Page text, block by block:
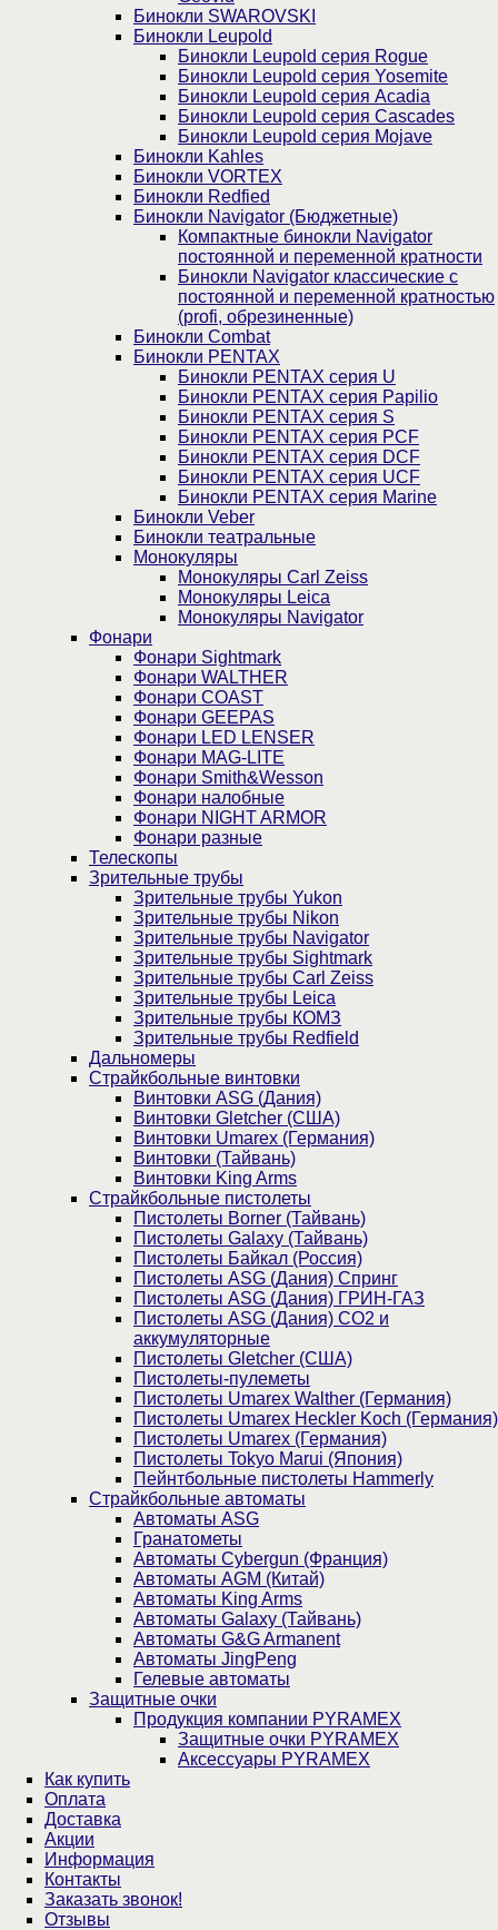
Бинокли SWAROVSKI
Бинокли Leupold
Бинокли Leupold серия Rogue
Бинокли Leupold серия Yosemite
Бинокли Leupold серия Acadia
Бинокли Leupold серия Cascades
Бинокли Leupold серия Mojave
Бинокли Kahles
Бинокли VORTEX
Бинокли Redfied
Бинокли Navigator (Бюджетные)
Компактные бинокли Navigator
постоянной и переменной кратности
Бинокли Navigator классические с
постоянной и переменной кратностью
(profi, обрезиненные)
Бинокли Combat
Бинокли PENTAX
Бинокли PENTAX серия U
Бинокли PENTAX серия Papilio
Бинокли PENTAX серия S
Бинокли PENTAX серия PCF
Бинокли PENTAX серия DCF
Бинокли PENTAX серия UCF
Бинокли PENTAX серия Marine
Бинокли Veber
Бинокли театральные
Монокуляры
Монокуляры Carl Zeiss
Монокуляры Leica
Монокуляры Navigator
Фонари
Фонари Sightmark
Фонари WALTHER
Фонари COAST
Фонари GEEPAS
Фонари LED LENSER
Фонари MAG-LITE
Фонари Smith&Wesson
Фонари налобные
Фонари NIGHT ARMOR
Фонари разные
Телескопы
Зрительные трубы
Зрительные трубы Yukon
Зрительные трубы Nikon
Зрительные трубы Navigator
Зрительные трубы Sightmark
Зрительные трубы Carl Zeiss
Зрительные трубы Leica
Зрительные трубы КОМЗ
Зрительные трубы Redfield
Дальномеры
Страйкбольные винтовки
Винтовки ASG (Дания)
Винтовки Gletcher (США)
Винтовки Umarex (Германия)
Винтовки (Тайвань)
Винтовки King Arms
Страйкбольные пистолеты
Пистолеты Borner (Тайвань)
Пистолеты Galaxy (Тайвань)
Пистолеты Байкал (Россия)
Пистолеты ASG (Дания) Спринг
Пистолеты ASG (Дания) ГРИН-ГАЗ
Пистолеты ASG (Дания) CO2 и
аккумуляторные
Пистолеты Gletcher (США)
Пистолеты-пулеметы
Пистолеты Umarex Walther (Германия)
Пистолеты Umarex Heckler Koch (Германия)
Пистолеты Umarex (Германия)
Пистолеты Tokyo Marui (Япония)
Пейнтбольные пистолеты Hammerly
Страйкбольные автоматы
Автоматы ASG
Гранатометы
Автоматы Cybergun (Франция)
Автоматы AGM (Китай)
Автоматы King Arms
Автоматы Galaxy (Тайвань)
Автоматы G&G Armanent
Автоматы JingPeng
Гелевые автоматы
Защитные очки
Продукция компании PYRAMEX
Защитные очки PYRAMEX
Аксессуары PYRAMEX
Как купить
Оплата
Доставка
Акции
Информация
Контакты
Заказать звонок!
Отзывы